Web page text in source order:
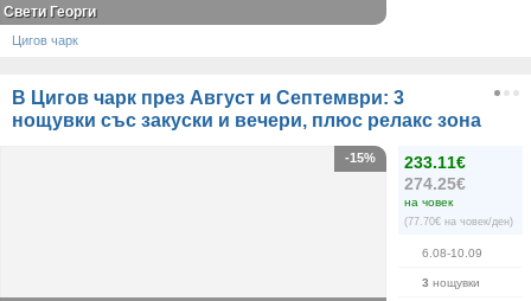
Свети Георги
Цигов чарк
В Цигов чарк през Август и Септември: 3
нощувки със закуски и вечери, плюс релакс зона
233.11€
274.25€
на човек
(77.70€ на човек/ден)
6.08-10.09
3 нощувки
-15%